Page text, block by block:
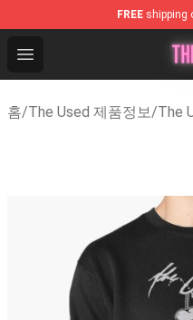
FREE shipping
Open menu
The Used Store -
홈/The Used 제품정보/The